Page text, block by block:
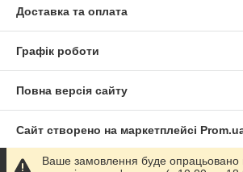
Доставка та оплата
Графік роботи
Повна версія сайту
Сайт створено на маркетплейсі
Ваше замовлення буде опрацьовано